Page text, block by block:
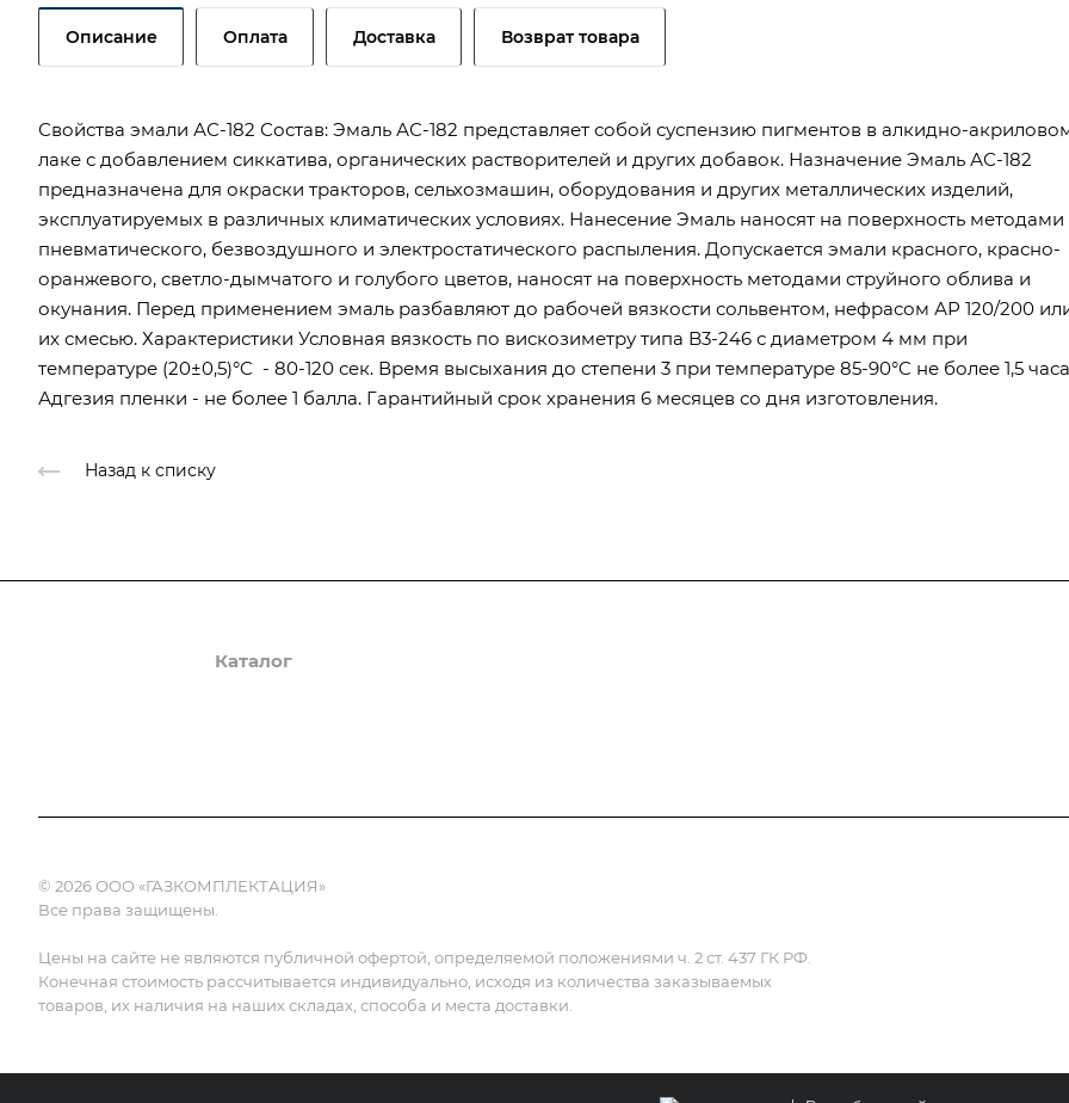
Описание Оплата Доставка Возврат товара
Свойства эмали АС-182 Состав: Эмаль АС-182 представляет собой суспензию пигментов в алкидно-
лаке с добавлением сиккатива, органических растворителей и других добавок. Назначение Эмаль АС-182
предназначена для окраски тракторов, сельхозмашин, оборудования и других металлических изделий,
эксплуатируемых в различных климатических условиях. Нанесение Эмаль наносят на поверхность методами
пневматического, безвоздушного и электростатического распыления. Допускается эмали красного, красно-
оранжевого, светло-дымчатого и голубого цветов, наносят на поверхность методами струйного облива и
окунания. Перед применением эмаль разбавляют до рабочей вязкости сольвентом, нефрасом АР 120/200
их смесью. Характеристики Условная вязкость по вискозиметру типа B3-246 с диаметром 4 мм при
температуре (20±0,5)°C - 80-120 сек. Время высыхания до степени 3 при температуре 85-90°C не более 1,5
Адгезия пленки - не более 1 балла. Гарантийный срок хранения 6 месяцев со дня изготовления.
Назад к списку
Каталог
© 2026 ООО «ГАЗКОМПЛЕКТАЦИЯ»
Все права защищены.
Цены на сайте не являются публичной офертой, определяемой положениями ч. 2 ст. 437 ГК РФ.
Конечная стоимость рассчитывается индивидуально, исходя из количества заказываемых
товаров, их наличия на наших складах, способа и места доставки.